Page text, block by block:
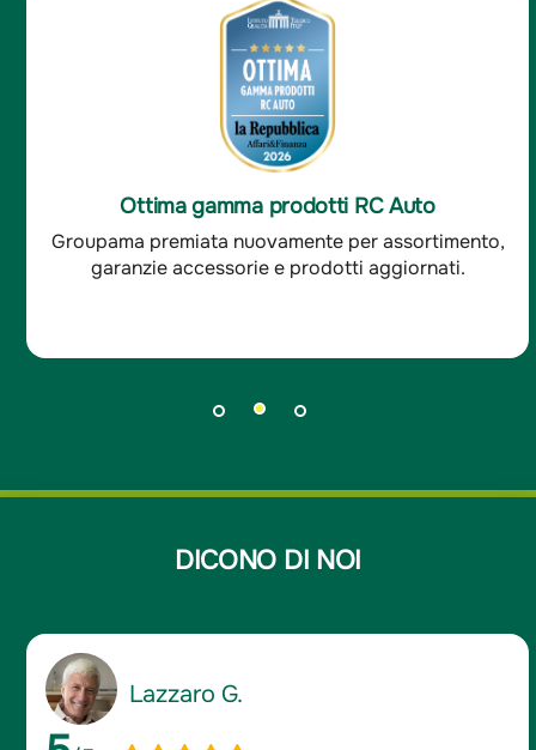
Ottima gamma prodotti RC Auto
Groupama premiata nuovamente per assortimento,
garanzie accessorie e prodotti aggiornati.
DICONO DI NOI
Lazzaro G.